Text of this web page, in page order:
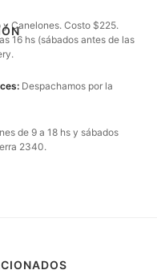
Canelones. Costo $225.
16 hs (sábados antes de las
Despachamos por la
de 9 a 18 hs y sábados
2340.